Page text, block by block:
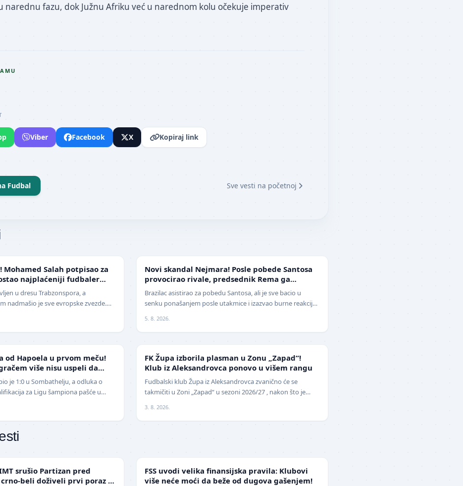
narednu fazu, dok Južnu Afriku već u narednom kolu očekuje imperativ
Viber Facebook X Kopiraj link
Fudbal Sve vesti na početnoj
Mohamed Salah potpisao za
najplaćeniji fudbaler
u dresu Trabzonspora, a
nadmašio je sve evropske zvezde.
Novi skandal Nejmara! Posle pobede Santosa
provocirao rivale, predsednik Rema ga
žestoko isprozivao: "Bitanga i klovn!" (VIDEO)
Brazilac asistirao za pobedu Santosa, ali je sve bacio u
senku ponašanjem posle utakmice i izazvao burne reakcije.
5. 8. 2026.
od Hapoela u prvom meču!
više nisu uspeli da
je 1:0 u Sombathelju, a odluka o
za Ligu šampiona pašće u
FK Župa izborila plasman u Zonu „Zapad“!
Klub iz Aleksandrovca ponovo u višem rangu
Fudbalski klub Župa iz Aleksandrovca zvanično će se
takmičiti u Zoni „Zapad“ u sezoni 2026/27 , nakon što je
3. 8. 2026.
srušio Partizan pred
crno-beli doživeli prvi poraz u
FSS uvodi velika finansijska pravila: Klubovi
više neće moći da beže od dugova gašenjem!